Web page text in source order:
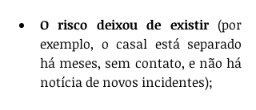
O risco deixou de existir (por
exemplo, o casal está separado
há meses, sem contato, e não há
notícia de novos incidentes);